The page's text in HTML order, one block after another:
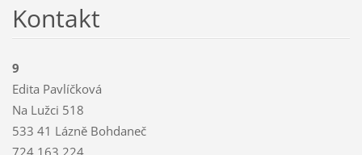
Kontakt
9
Edita Pavlíčková
Na Lužci 518
533 41 Lázně Bohdaneč
724 163 224